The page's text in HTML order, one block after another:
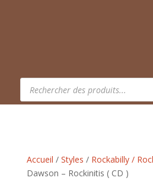
Recherche
produits
Accueil / Styles / Rockabilly /
Dawson – Rockinitis ( CD )